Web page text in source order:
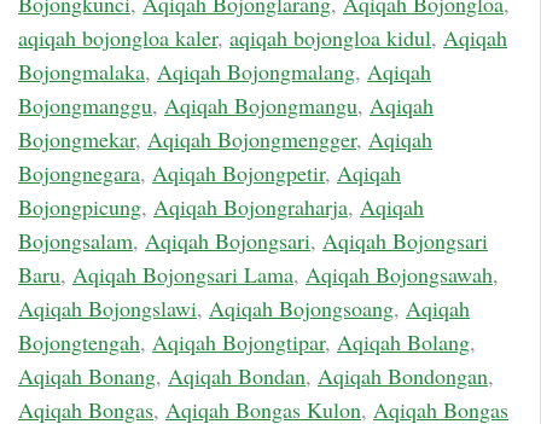
aqiqah bojongloa kaler, aqiqah bojongloa kidul, Aqiqah
Bojongmalaka, Aqiqah Bojongmalang, Aqiqah
Bojongmanggu, Aqiqah Bojongmangu, Aqiqah
Bojongmekar, Aqiqah Bojongmengger, Aqiqah
Bojongnegara, Aqiqah Bojongpetir, Aqiqah
Bojongpicung, Aqiqah Bojongraharja, Aqiqah
Bojongsalam, Aqiqah Bojongsari, Aqiqah Bojongsari
Baru, Aqiqah Bojongsari Lama, Aqiqah Bojongsawah,
Aqiqah Bojongslawi, Aqiqah Bojongsoang, Aqiqah
Bojongtengah, Aqiqah Bojongtipar, Aqiqah Bolang,
Aqiqah Bonang, Aqiqah Bondan, Aqiqah Bondongan,
Aqiqah Bongas, Aqiqah Bongas Kulon, Aqiqah Bongas